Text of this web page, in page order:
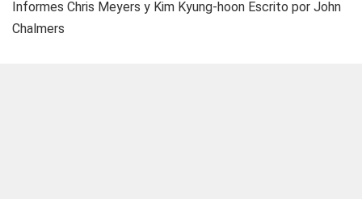
Informes Chris Meyers y Kim Kyung-hoon Escrito por John
Chalmers